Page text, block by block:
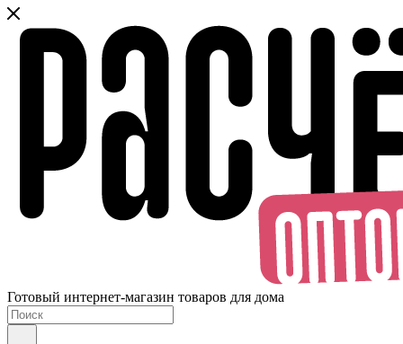
Готовый интернет-магазин товаров для дома